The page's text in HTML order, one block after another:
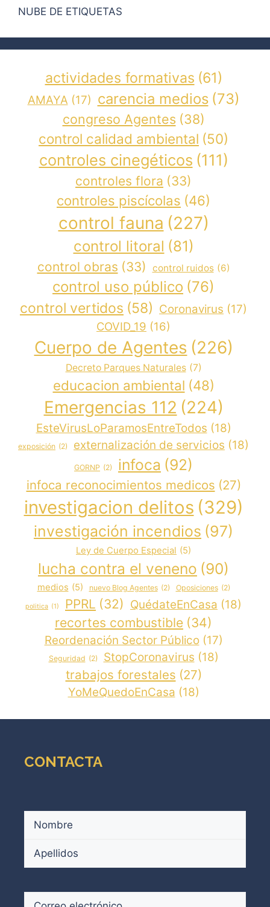
NUBE DE ETIQUETAS
actividades formativas (61)
AMAYA (17) carencia medios (73)
congreso Agentes (38)
control calidad ambiental (50)
controles cinegéticos (111)
controles flora (33)
controles piscícolas (46)
control fauna (227)
control litoral (81)
control obras (33) control ruidos (6)
control uso público (76)
control vertidos (58) Coronavirus (17)
COVID_19 (16)
Cuerpo de Agentes (226)
Decreto Parques Naturales (7)
educacion ambiental (48)
Emergencias 112 (224)
EsteVirusLoParamosEntreTodos (18)
exposición (2) externalización de servicios (18)
GORNP (2) infoca (92)
infoca reconocimientos medicos (27)
investigacion delitos (329)
investigación incendios (97)
Ley de Cuerpo Especial (5)
lucha contra el veneno (90)
medios (5) nuevo Blog Agentes (2) Oposiciones (2)
politica (1) PPRL (32) QuédateEnCasa (18)
recortes combustible (34)
Reordenación Sector Público (17)
Seguridad (2) StopCoronavirus (18)
trabajos forestales (27)
YoMeQuedoEnCasa (18)
CONTACTA
Nombre
Nombre
Correo